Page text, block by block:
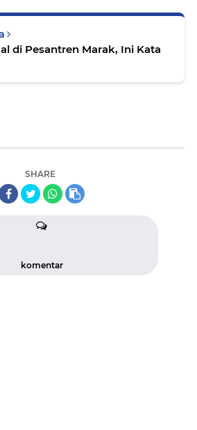
di Pesantren Marak, Ini Kata
SHARE
komentar